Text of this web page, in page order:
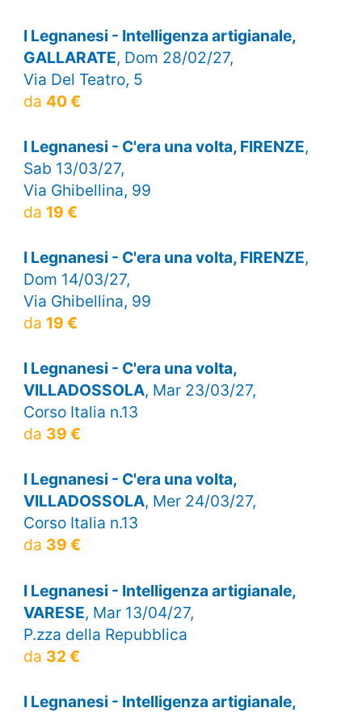
I Legnanesi - Intelligenza artigianale,
GALLARATE, Dom 28/02/27,
Via Del Teatro, 5
da 40 €
I Legnanesi - C'era una volta, FIRENZE,
Sab 13/03/27,
Via Ghibellina, 99
da 19 €
I Legnanesi - C'era una volta, FIRENZE,
Dom 14/03/27,
Via Ghibellina, 99
da 19 €
I Legnanesi - C'era una volta,
VILLADOSSOLA, Mar 23/03/27,
Corso Italia n.13
da 39 €
I Legnanesi - C'era una volta,
VILLADOSSOLA, Mer 24/03/27,
Corso Italia n.13
da 39 €
I Legnanesi - Intelligenza artigianale,
VARESE, Mar 13/04/27,
P.zza della Repubblica
da 32 €
I Legnanesi - Intelligenza artigianale,